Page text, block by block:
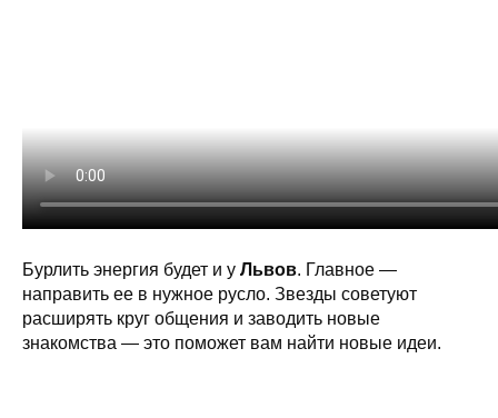
Бурлить энергия будет и у Львов. Главное —
направить ее в нужное русло. Звезды советуют
расширять круг общения и заводить новые
знакомства — это поможет вам найти новые идеи.